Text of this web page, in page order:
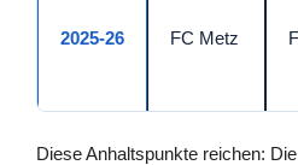
2025‑26 FC Metz
Diese Anhaltspunkte reichen: